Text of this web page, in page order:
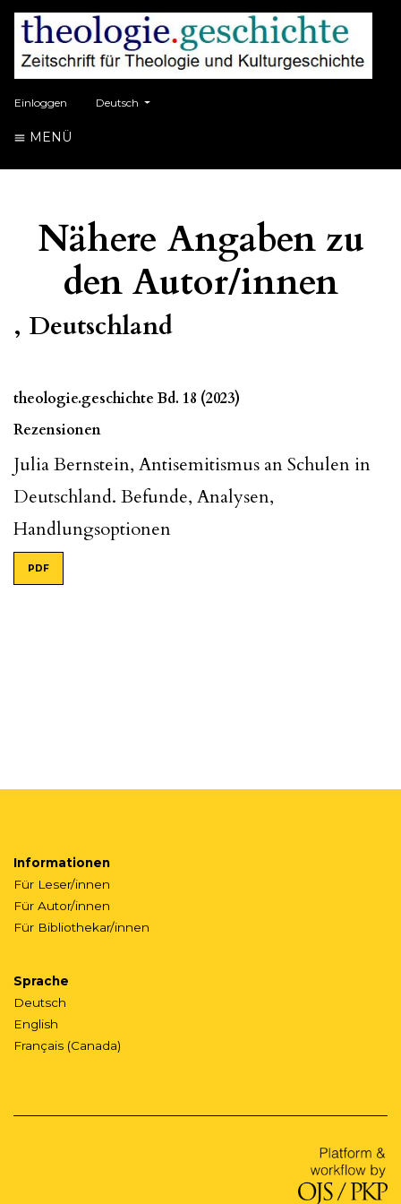
Einloggen ##plugins.themes.healthSciences.language.toggle##
Deutsch
MENÜ
Nähere Angaben zu
den Autor/innen
, Deutschland
theologie.geschichte Bd. 18 (2023)
Rezensionen
Julia Bernstein, Antisemitismus an Schulen in
Deutschland. Befunde, Analysen,
Handlungsoptionen
PDF
Informationen
Für Leser/innen
Für Autor/innen
Für Bibliothekar/innen
Sprache
Deutsch
English
Français (Canada)